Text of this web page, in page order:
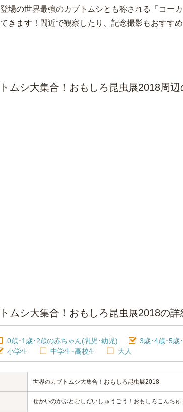
場の世界最強のカブトムシとも称される「コー
きます！間近で観察したり、記念撮影もおすすめ
ムシ大集合！おもしろ昆虫展2018周辺
ムシ大集合！おもしろ昆虫展2018の詳
0歳･1歳･2歳の赤ちゃん(乳児･幼児)
3歳･4歳･5歳
小学生
中学生･高校生 大人
世界のカブトムシ大集合！おもしろ昆虫展2018
せかいのかぶとむしだいしゅうごう！おもしろこんち